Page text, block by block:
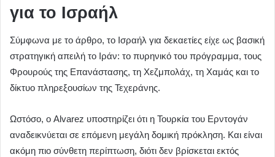
για το Ισραήλ
Σύμφωνα με το άρθρο, το Ισραήλ για δεκαετίες είχε ως βασική
στρατηγική απειλή το Ιράν: το πυρηνικό του πρόγραμμα, τους
Φρουρούς της Επανάστασης, τη Χεζμπολάχ, τη Χαμάς και το
δίκτυο πληρεξουσίων της Τεχεράνης.
Ωστόσο, ο Alvarez υποστηρίζει ότι η Τουρκία του Ερντογάν
αναδεικνύεται σε επόμενη μεγάλη δομική πρόκληση. Και είναι
ακόμη πιο σύνθετη περίπτωση, διότι δεν βρίσκεται εκτός